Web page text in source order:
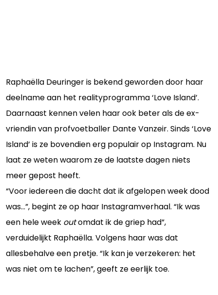
Raphaëlla Deuringer is bekend geworden door haar
deelname aan het realityprogramma ‘Love Island’.
Daarnaast kennen velen haar ook beter als de ex-
vriendin van profvoetballer Dante Vanzeir. Sinds ‘Love
Island’ is ze bovendien erg populair op Instagram. Nu
laat ze weten waarom ze de laatste dagen niets
meer gepost heeft.
“Voor iedereen die dacht dat ik afgelopen week dood
was…”, begint ze op haar Instagramverhaal. “Ik was
een hele week outomdat ik de griep had”,
verduidelijkt Raphaëlla. Volgens haar was dat
allesbehalve een pretje. “Ik kan je verzekeren: het
was niet om te lachen”, geeft ze eerlijk toe.